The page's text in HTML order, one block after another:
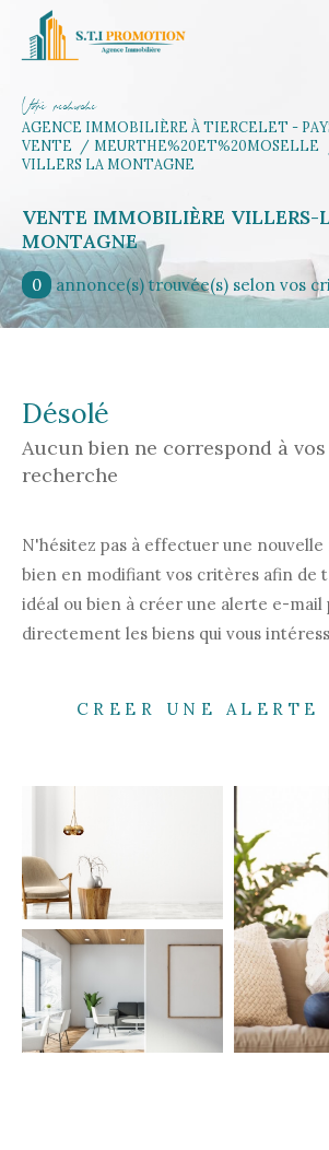
Vore recece
AGENCE IMMOBILIÈRE À TIERCELET -
VENTE
MEURTHE%20ET%20MOSELLE
VILLERS LA MONTAGNE
VENTE IMMOBILIÈRE VILLERS-
MONTAGNE
0 annonce(s) trouvée(s) selon vos
Désolé
Aucun bien ne correspond à
recherche
N'hésitez pas à effectuer une
bien en modifiant vos critères afin de
idéal ou bien à créer une alerte e-
directement les biens qui vous
CREER UNE
Effectuer une
et trouvez le bien qui
critères
Type d'offre
Sélectionner
Budget
Pièces
1 2 3 4 5+
Localisation
CRITÈRES
Parking Terrasse
FILTRER